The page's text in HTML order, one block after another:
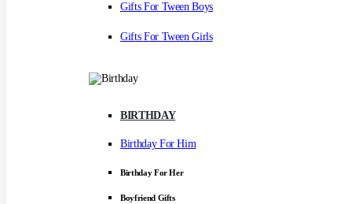
Gifts For Tween Boys
Gifts For Tween Girls
BIRTHDAY
Birthday For Him
Birthday For Her
Boyfriend Gifts